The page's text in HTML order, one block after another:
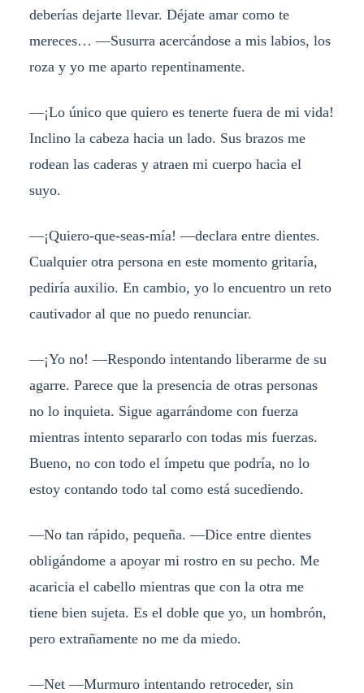
deberías dejarte llevar. Déjate amar como te
mereces… —Susurra acercándose a mis labios, los
roza y yo me aparto repentinamente.
—¡Lo único que quiero es tenerte fuera de mi vida!
Inclino la cabeza hacia un lado. Sus brazos me
rodean las caderas y atraen mi cuerpo hacia el
suyo.
—¡Quiero-que-seas-mía! —declara entre dientes.
Cualquier otra persona en este momento gritaría,
pediría auxilio. En cambio, yo lo encuentro un reto
cautivador al que no puedo renunciar.
—¡Yo no! —Respondo intentando liberarme de su
agarre. Parece que la presencia de otras personas
no lo inquieta. Sigue agarrándome con fuerza
mientras intento separarlo con todas mis fuerzas.
Bueno, no con todo el ímpetu que podría, no lo
estoy contando todo tal como está sucediendo.
—No tan rápido, pequeña. —Dice entre dientes
obligándome a apoyar mi rostro en su pecho. Me
acaricia el cabello mientras que con la otra me
tiene bien sujeta. Es el doble que yo, un hombrón,
pero extrañamente no me da miedo.
—Net —Murmuro intentando retroceder, sin